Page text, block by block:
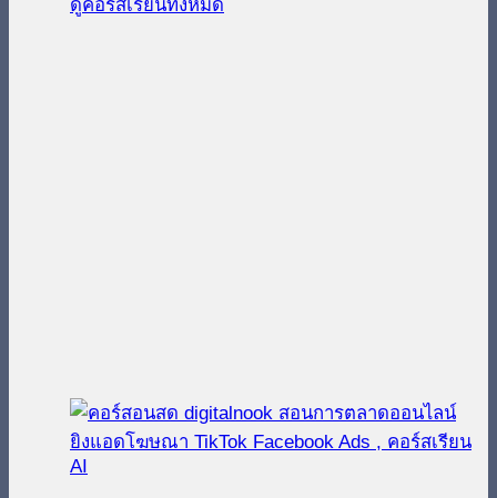
ดูคอร์สเรียนทั้งหมด